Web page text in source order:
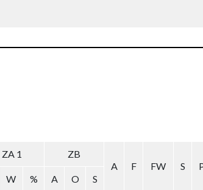
ZA 1
ZB
A
F FW S
W % A O S